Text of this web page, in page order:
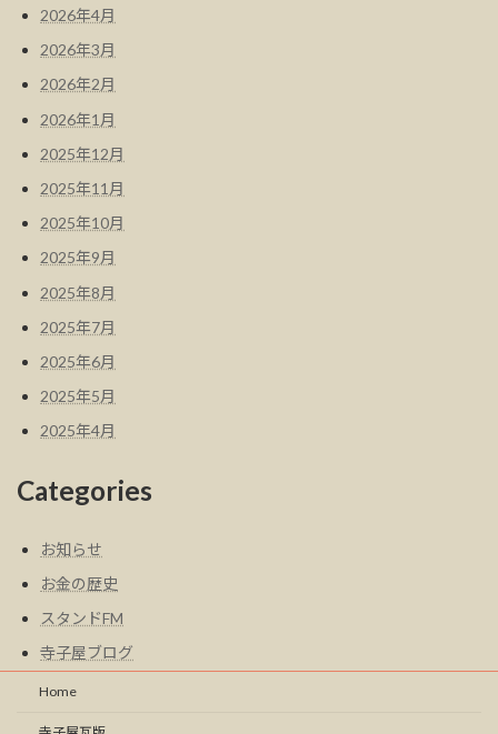
2026年4月
2026年3月
2026年2月
2026年1月
2025年12月
2025年11月
2025年10月
2025年9月
2025年8月
2025年7月
2025年6月
2025年5月
2025年4月
Categories
お知らせ
お金の歴史
スタンドFM
寺子屋ブログ
Home